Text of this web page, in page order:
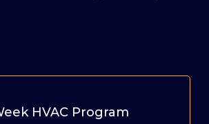
HVAC Program